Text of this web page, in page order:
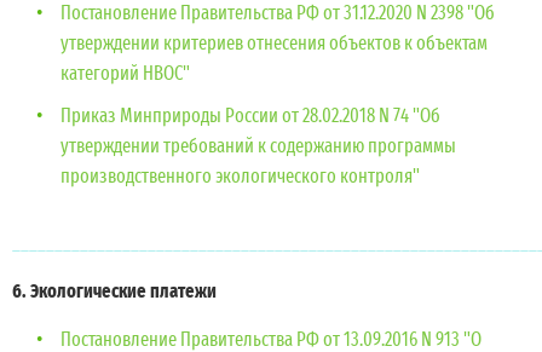
Постановление Правительства РФ от 31.12.2020 N 2398 "Об
утверждении критериев отнесения объектов к объектам
категорий НВОС"
Приказ Минприроды России от 28.02.2018 N 74 "Об
утверждении требований к содержанию программы
производственного экологического контроля"
6. Экологические платежи
Постановление Правительства РФ от 13.09.2016 N 913 "О